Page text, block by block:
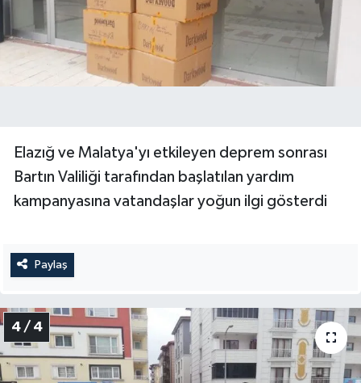
Elazığ ve Malatya'yı etkileyen deprem sonrası
Bartın Valiliği tarafından başlatılan yardım
kampanyasına vatandaşlar yoğun ilgi gösterdi
Paylaş
4 / 4